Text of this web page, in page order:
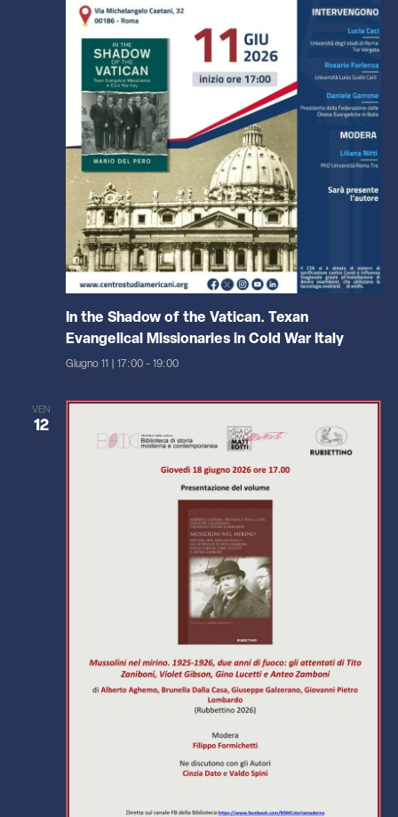
In the Shadow of the Vatican. Texan
Evangelical Missionaries in Cold War Italy
Giugno 11 | 17:00- 19:00
VEN
12